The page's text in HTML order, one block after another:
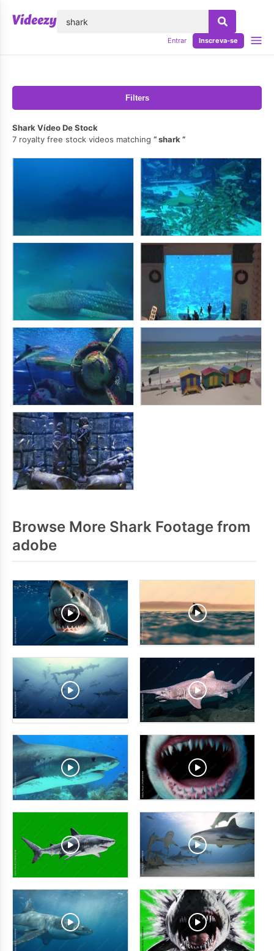
Entrar Inscreva-se
Filters
Shark Vídeo De Stock
7 royalty free stock videos matching
shark
Browse More Shark Footage from
adobe